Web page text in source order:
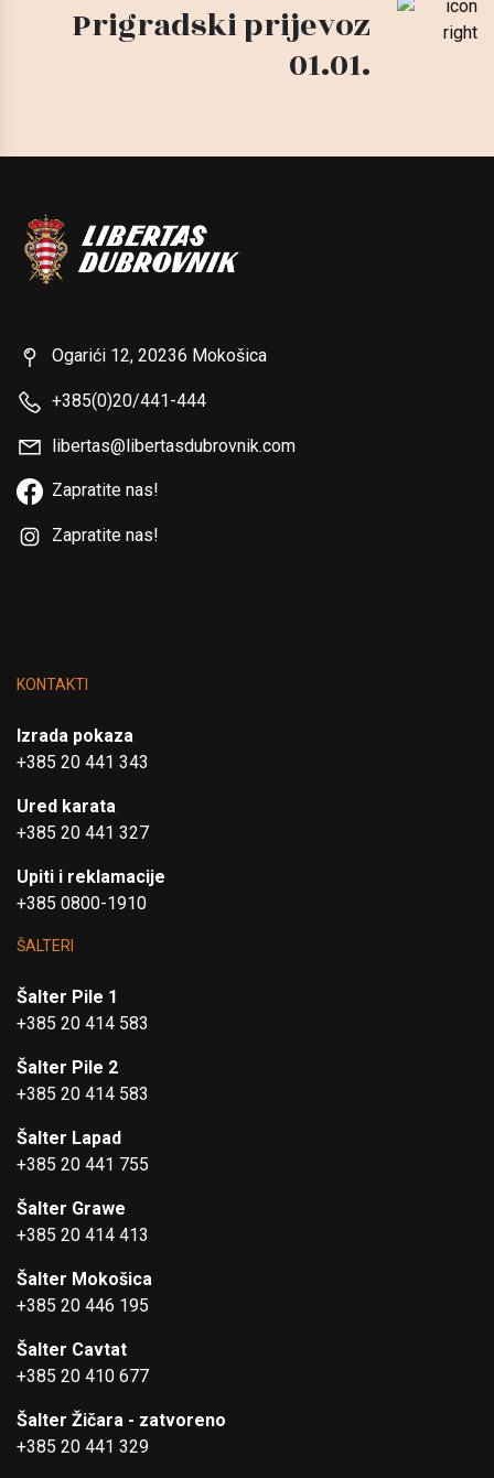
Prigradski prijevoz
01.01.
Ogarići 12, 20236 Mokošica
+385(0)20/441-444
libertas@libertasdubrovnik.com
Zapratite nas!
Zapratite nas!
KONTAKTI
Izrada pokaza
+385 20 441 343
Ured karata
+385 20 441 327
Upiti i reklamacije
+385 0800-1910
ŠALTERI
Šalter Pile 1
+385 20 414 583
Šalter Pile 2
+385 20 414 583
Šalter Lapad
+385 20 441 755
Šalter Grawe
+385 20 414 413
Šalter Mokošica
+385 20 446 195
Šalter Cavtat
+385 20 410 677
Šalter Žičara - zatvoreno
+385 20 441 329